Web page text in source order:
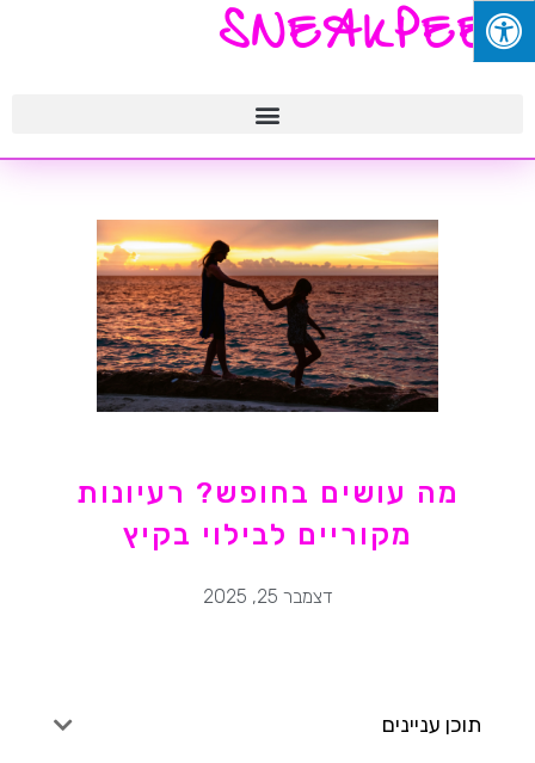
SNEAKPEEK
מה עושים בחופש? רעיונות
מקוריים לבילוי בקיץ
דצמבר 25, 2025
תוכן עניינים